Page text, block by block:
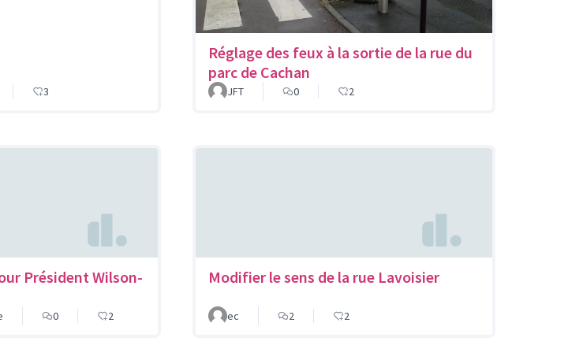
3
Réglage des feux à la sortie de la rue du
parc de Cachan
JFT 0 2
Président Wilson-
0 2
Modifier le sens de la rue Lavoisier
ec 2 2